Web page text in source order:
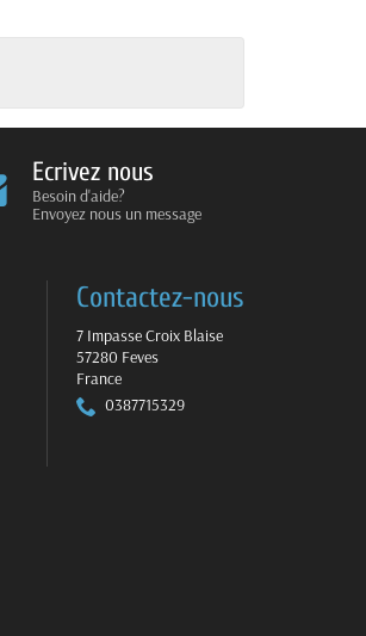
Ecrivez nous
Besoin d'aide?
Envoyez nous un message
Contactez-nous
7 Impasse Croix Blaise
57280 Feves
France
0387715329